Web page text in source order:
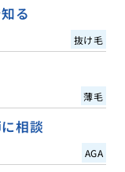
る
抜け毛
薄毛
相談
AGA